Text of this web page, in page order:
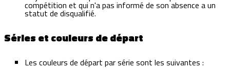
compétition et qui n'a pas informé de son absence a un
statut de disqualifié.
Séries et couleurs de départ
Les couleurs de départ par série sont les suivantes :